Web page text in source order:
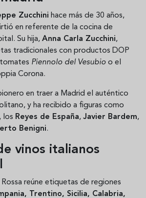
Zucchini hace más de 30 años,
en referente de la cocina de
Su hija, Anna Carla Zucchini,
tradicionales con productos DOP
Piennolo del Vesubio o el
Corona.
en traer a Madrid el auténtico
y ha recibido a figuras como
, los Reyes de España, Javier Bardem,
Benigni.
vinos italianos
reúne etiquetas de regiones
Trentino, Sicilia, Calabria,